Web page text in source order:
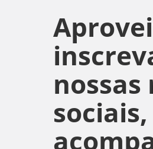
nossas
sociais,